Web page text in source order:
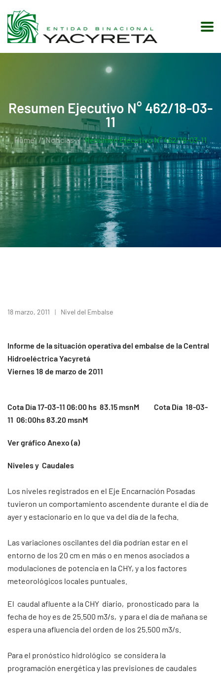
Resumen Ejecutivo N° 462/18-03-
11
Home Noticias Resumen Ejecutivo N° 462/18-03-11
18 marzo, 2011 Nivel del Embalse
Informe de la situación operativa del embalse de la Central
Hidroeléctrica Yacyretá
Viernes 18 de marzo de 2011
Cota Día 17-03-11 06:00 hs 83.15 msnM Cota Día 18-03-
11 06:00hs 83.20 msnM
Ver gráfico Anexo (a)
Niveles y Caudales
Los niveles registrados en el Eje Encarnación Posadas
tuvieron un comportamiento ascendente durante el día de
ayer y estacionario en lo que va del día de la fecha.
Las variaciones oscilantes del día podrían estar en el
entorno de los 20 cm en más o en menos asociados a
modulaciones de potencia en la CHY, y a los factores
meteorológicos locales puntuales.
El caudal afluente a la CHY diario, pronosticado para la
fecha de hoy es de 25.500 m3/s, y para el día de mañana se
espera una afluencia del orden de los 25.500 m3/s.
Para el pronóstico hidrológico se considera la
programación energética y las previsiones de caudales